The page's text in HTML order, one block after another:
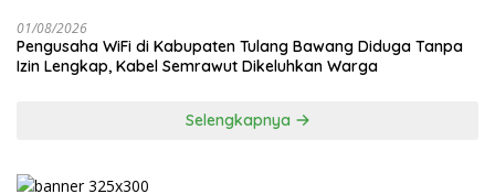
01/08/2026
Pengusaha WiFi di Kabupaten Tulang Bawang Diduga Tanpa
Izin Lengkap, Kabel Semrawut Dikeluhkan Warga
Selengkapnya